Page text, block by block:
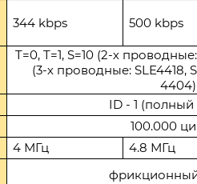
344 kbps 500 kbps
T=0, T=1, S=10 (2-х проводные:
(3-х проводные: SLE4418,
4404)
ID - 1
100.000
4 МГц
4.8 МГц